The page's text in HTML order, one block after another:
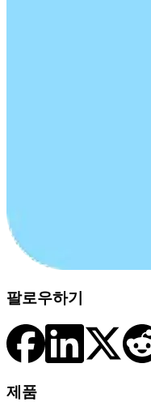
팔로우하기
제품